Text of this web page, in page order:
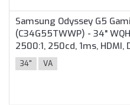
Samsung Odyssey G5
(C34G55TWWP) - 34"
2500:1, 250cd, 1ms,
Fekete színben
34" VA